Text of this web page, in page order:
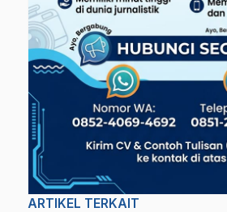
ARTIKEL TERKAIT